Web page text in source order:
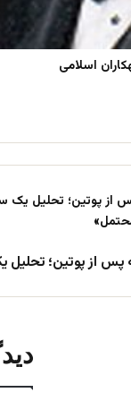
پس از پوتین؛ تحلیل